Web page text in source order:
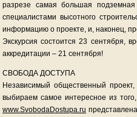
разрезе самая большая
специалистами высотного
информацию о проекте, и, наконец,
Экскурсия состоится 23 сентября,
аккредитации – 21 сентября!
СВОБОДА ДОСТУПА
Независимый общественный
выбираем самое интересное из
www.SvobodaDostupa.ru